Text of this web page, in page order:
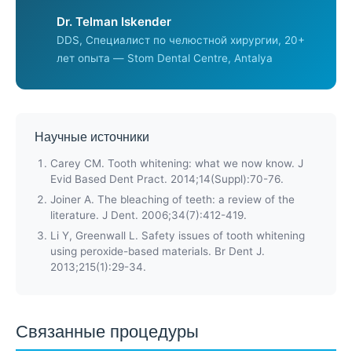
Dr. Telman Iskender
DDS, Специалист по челюстной хирургии, 20+
лет опыта — Stom Dental Centre, Antalya
Научные источники
Carey CM. Tooth whitening: what we now know. J
Evid Based Dent Pract. 2014;14(Suppl):70-76.
Joiner A. The bleaching of teeth: a review of the
literature. J Dent. 2006;34(7):412-419.
Li Y, Greenwall L. Safety issues of tooth whitening
using peroxide-based materials. Br Dent J.
2013;215(1):29-34.
Связанные процедуры